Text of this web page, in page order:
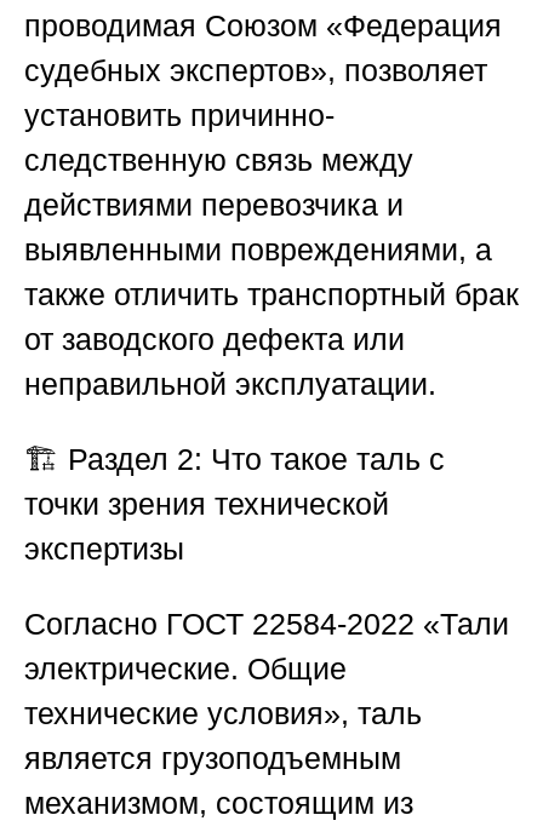
проводимая Союзом «Федерация
судебных экспертов», позволяет
установить причинно-
следственную связь между
действиями перевозчика и
выявленными повреждениями, а
также отличить транспортный брак
от заводского дефекта или
неправильной эксплуатации.
🏗️ Раздел 2: Что такое таль с
точки зрения технической
экспертизы
Согласно ГОСТ 22584-2022 «Тали
электрические. Общие
технические условия», таль
является грузоподъемным
механизмом, состоящим из